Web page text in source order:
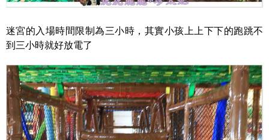
迷宮的入場時間限制為三小時，其實小孩上上下下的跑跳不
到三小時就好放電了